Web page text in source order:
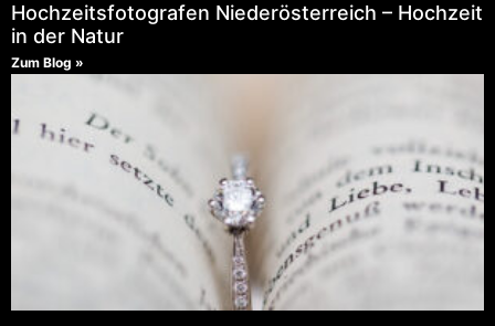
Hochzeitsfotografen Niederösterreich – Hochzeit
in der Natur
Zum Blog »